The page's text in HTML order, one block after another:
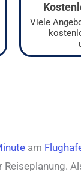
Viele
am